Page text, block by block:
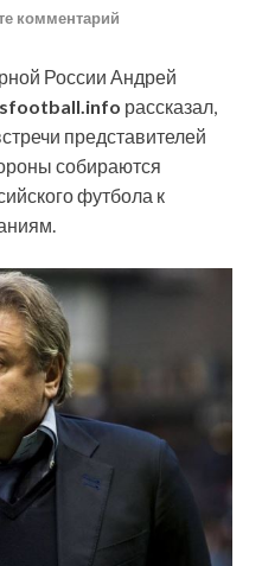
комментарий
России Андрей
рассказал,
представителей
собираются
футбола к